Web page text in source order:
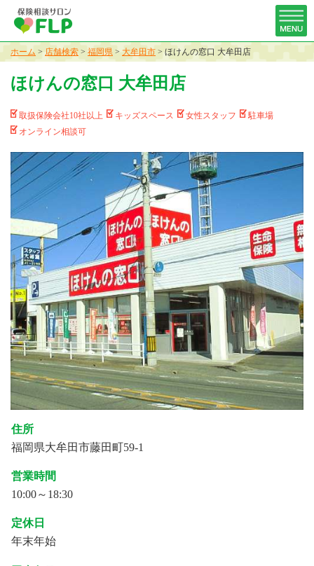
ホーム > 店舗検索 > 福岡県 > 大牟田市 > ほけんの窓口 大牟田店
ほけんの窓口 大牟田店
取扱保険会社10社以上 キッズスペース 女性スタッフ
駐車場
オンライン相談可
住所
福岡県大牟田市藤田町59-1
営業時間
10:00～18:30
定休日
年末年始